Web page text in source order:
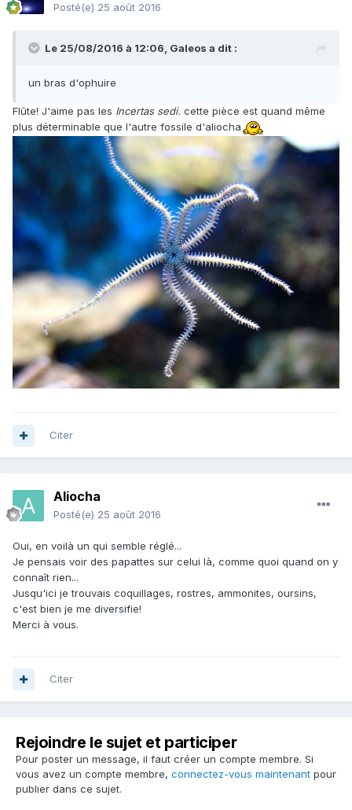
Posté(e) 25 août 2016
Le 25/08/2016 à 12:06, Galeos a dit :
un bras d'ophuire
Flûte! J'aime pas les Incertas sedi. cette pièce est quand même
plus déterminable que l'autre fossile d'aliocha
Citer
Aliocha
Posté(e) 25 août 2016
Oui, en voilà un qui semble réglé...
Je pensais voir des papattes sur celui là, comme quoi quand on y
connaît rien...
Jusqu'ici je trouvais coquillages, rostres, ammonites, oursins,
c'est bien je me diversifie!
Merci à vous.
Citer
Rejoindre le sujet et participer
Pour poster un message, il faut créer un compte membre. Si
vous avez un compte membre, connectez-vous maintenant pour
publier dans ce sujet.